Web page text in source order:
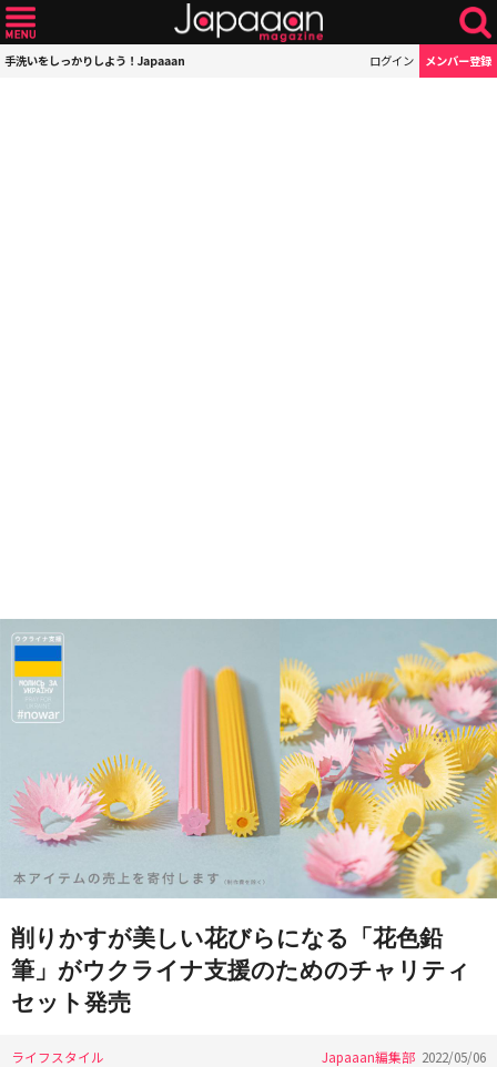
手洗いをしっかりしよう！Japaaan ログイン メンバー登録
削りかすが美しい花びらになる「花色鉛
筆」がウクライナ支援のためのチャリティ
セット発売
ライフスタイル Japaaan編集部 2022/05/06